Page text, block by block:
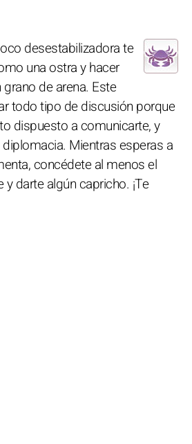
desestabilizadora te
una ostra y hacer
de arena. Este
todo tipo de discusión porque
dispuesto a comunicarte, y
Mientras esperas a
concédete al menos el
darte algún capricho. ¡Te